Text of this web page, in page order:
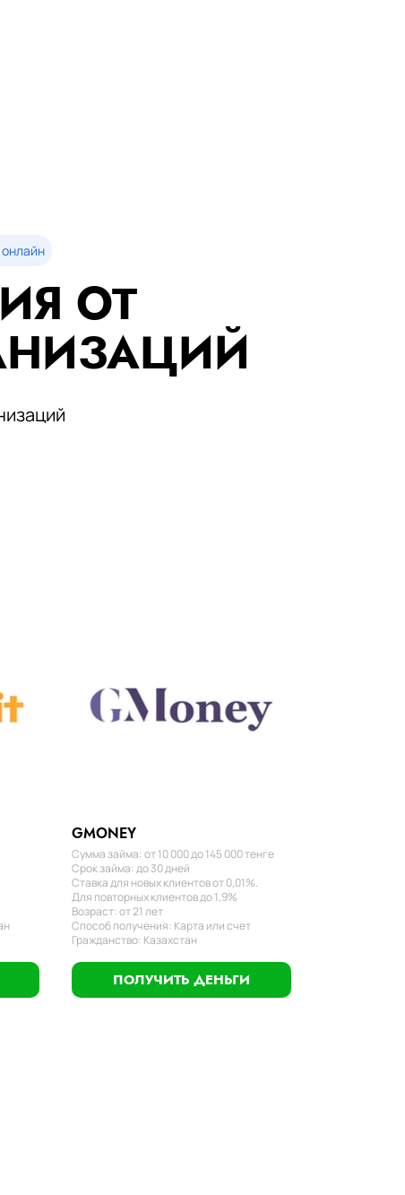
ОТ
GMONEY
Сумма займа: от 10 000 до 145 000 тенге
Срок займа: до 30 дней
Ставка для новых клиентов от 0,01%.
Для повторных клиентов до 1,9%
Возраст: от 21 лет
Способ получения: Карта или счет
Гражданство: Казахстан
ПОЛУЧИТЬ ДЕНЬГИ